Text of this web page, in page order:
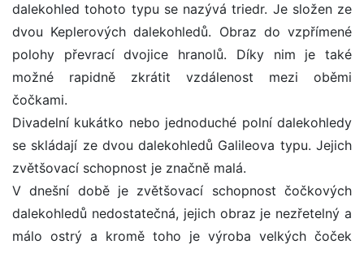
dalekohled tohoto typu se nazývá triedr. Je složen ze
dvou Keplerových dalekohledů. Obraz do vzpřímené
polohy převrací dvojice hranolů. Díky nim je také
možné rapidně zkrátit vzdálenost mezi oběmi
čočkami.
Divadelní kukátko nebo jednoduché polní dalekohledy
se skládají ze dvou dalekohledů Galileova typu. Jejich
zvětšovací schopnost je značně malá.
V dnešní době je zvětšovací schopnost čočkových
dalekohledů nedostatečná, jejich obraz je nezřetelný a
málo ostrý a kromě toho je výroba velkých čoček